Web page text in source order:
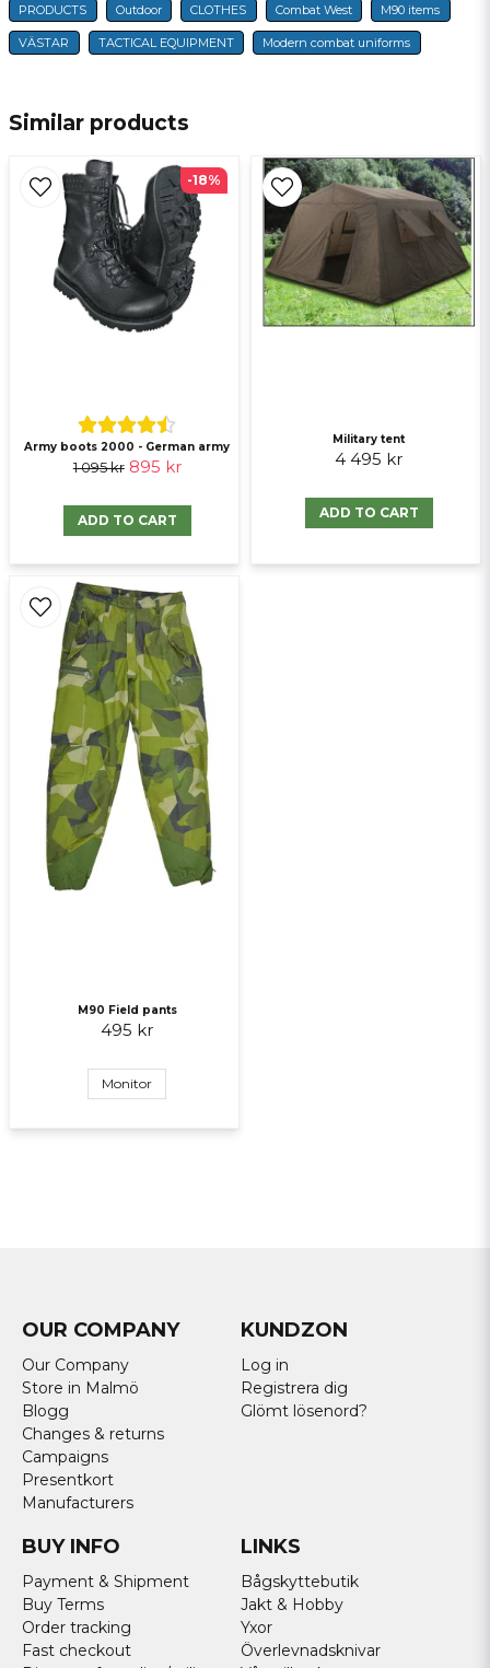
name
Name
email
E-mail
Ja, ni får publicera min fråga
Similar products
Army boots 2000 - German army
1 095 kr 895 kr
ADD TO CART
-18%
Military tent
4 495 kr
ADD TO CART
M90 Field pants
495 kr
Monitor
PRODUCTS Outdoor CLOTHES Combat West M90 items
VÄSTAR TACTICAL EQUIPMENT Modern combat uniforms
OUR COMPANY
Our Company
Store in Malmö
Blogg
Changes & returns
Campaigns
Presentkort
Manufacturers
KUNDZON
Log in
Registrera dig
Glömt lösenord?
BUY INFO
Payment & Shipment
Buy Terms
Order tracking
Fast checkout
LINKS
Bågskyttebutik
Jakt & Hobby
Yxor
Överlevnadsknivar